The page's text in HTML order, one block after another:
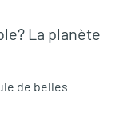
La planète
de belles